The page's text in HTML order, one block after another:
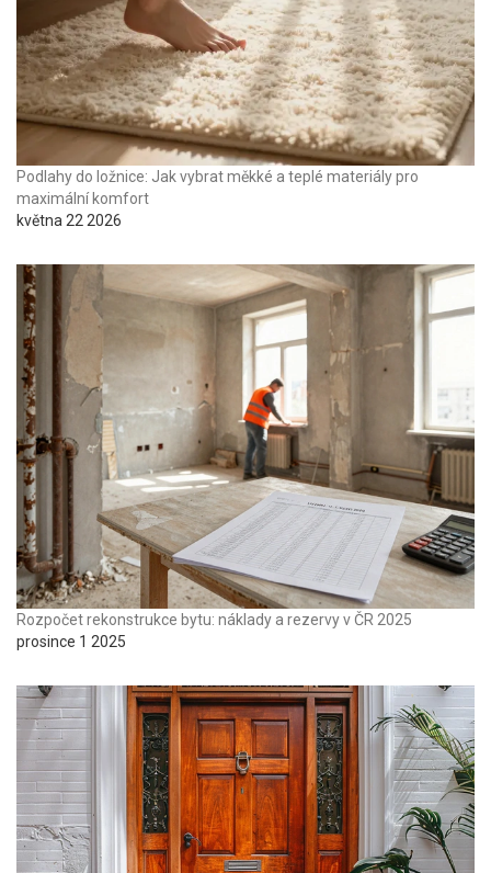
Podlahy do ložnice: Jak vybrat měkké a teplé materiály pro
maximální komfort
května 22 2026
Rozpočet rekonstrukce bytu: náklady a rezervy v ČR 2025
prosince 1 2025